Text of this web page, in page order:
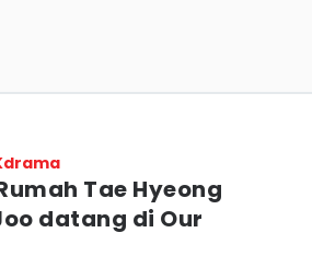
Tae Hyeong
datang di Our